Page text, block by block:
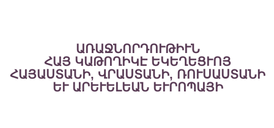
ԱՌԱՋՆՈՐԴՈՒԹԻՒՆ
ՀԱՅ ԿԱԹՈՂԻԿԷ ԵԿԵՂԵՑՒՈՅ
ՀԱՅԱՍՏԱՆԻ, ՎՐԱՍՏԱՆԻ, ՌՈՒՍԱՍՏԱՆԻ
ԵՒ ԱՐԵՒԵԼԵԱՆ ԵՒՐՈՊԱՅԻ